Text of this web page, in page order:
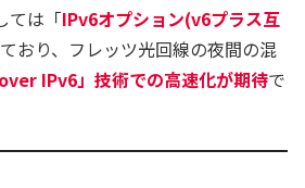
ては「IPv6オプション(v6プラス互
おり、フレッツ光回線の夜間の混
over IPv6」技術での高速化が期待で